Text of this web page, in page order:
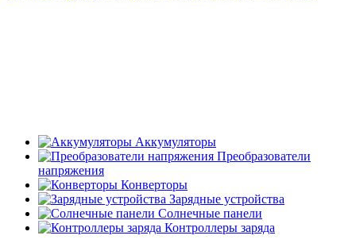
Аккумуляторы
Преобразователи
напряжения
Конверторы
Зарядные устройства
Солнечные панели
Контроллеры заряда